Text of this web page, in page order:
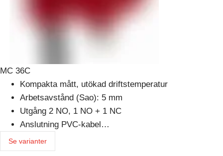
MC 36C
Kompakta mått, utökad driftstemperatur
Arbetsavstånd (Sao): 5 mm
Utgång 2 NO, 1 NO + 1 NC
Anslutning PVC-kabel…
Se varianter